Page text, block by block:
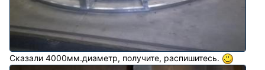
Сказали 4000мм.диаметр, получите, распишитесь.